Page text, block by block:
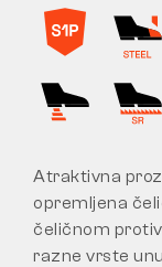
Atraktivna
opremljena
čeličnom
razne vrste